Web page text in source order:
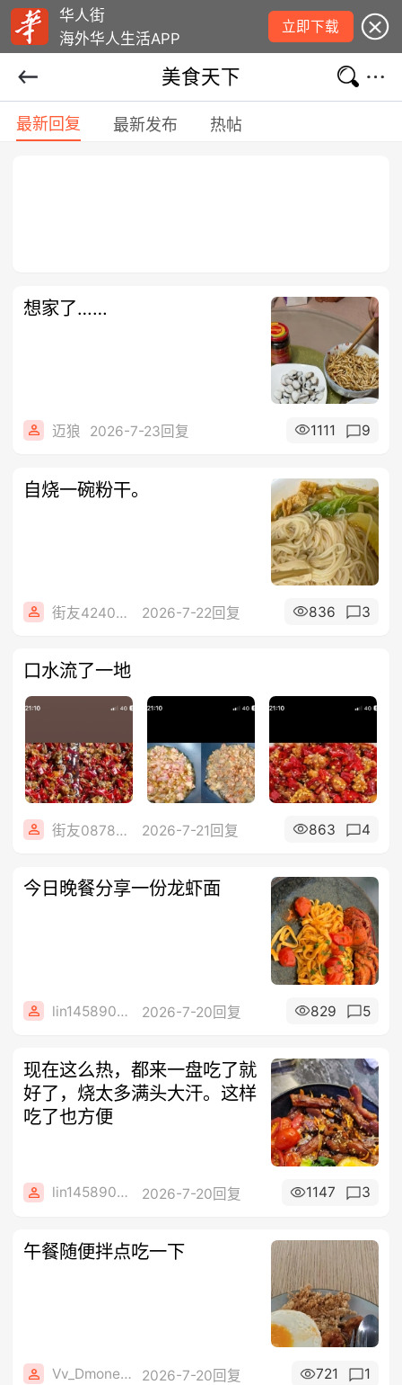
华人街
海外华人生活APP
立即下载
美食天下
最新回复 最新发布 热帖
想家了……
迈狼 2026-7-23回复 1111 9
自烧一碗粉干。
街友42408312 2026-7-22回复 836 3
口水流了一地
街友08780958 2026-7-21回复 863 4
今日晚餐分享一份龙虾面
lin14589077 2026-7-20回复 829 5
现在这么热，都来一盘吃了就
好了，烧太多满头大汗。这样
吃了也方便
lin14589077 2026-7-20回复 1147 3
午餐随便拌点吃一下
Vv_Dmone_vV 2026-7-20回复 721 1